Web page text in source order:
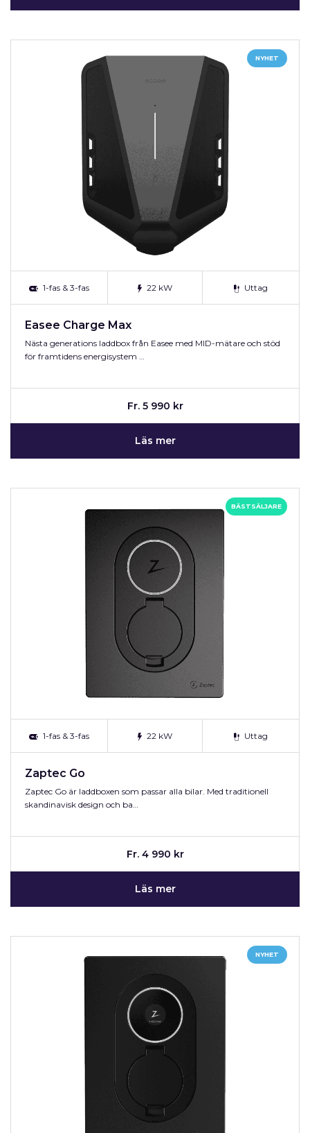
NYHET
1-fas & 3-fas 22 kW Uttag
Easee Charge Max
Nästa generations laddbox från Easee med MID-mätare och stöd
för framtidens energisystem …
Fr. 5 990 kr
Läs mer
BÄSTSÄLJARE
1-fas & 3-fas 22 kW Uttag
Zaptec Go
Zaptec Go är laddboxen som passar alla bilar. Med traditionell
skandinavisk design och ba…
Fr. 4 990 kr
Läs mer
NYHET